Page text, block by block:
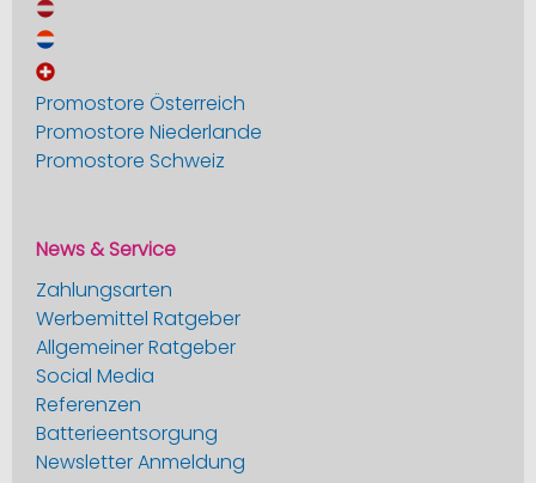
Promostore Österreich
Promostore Niederlande
Promostore Schweiz
News & Service
Zahlungsarten
Werbemittel Ratgeber
Allgemeiner Ratgeber
Social Media
Referenzen
Batterieentsorgung
Newsletter Anmeldung